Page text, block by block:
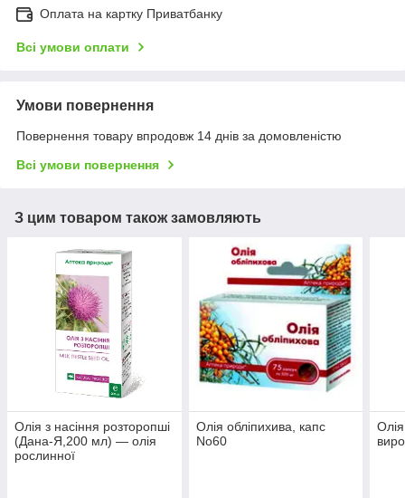
Оплата на картку Приватбанку
Всі умови оплати
Умови повернення
Повернення товару впродовж 14 днів за домовленістю
Всі умови повернення
З цим товаром також замовляють
Олія з насіння розторопші
(Дана-Я,200 мл) — олія
рослинної
Олія обліпихива, капс
No60